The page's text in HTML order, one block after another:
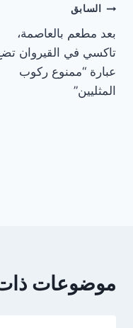
تصفّح
المقالات
السابق
بعد مطعم بالعاصمة،
تاكسي في القيروان
عبارة “ممنوع ركوب
المثليين”
موضوعات